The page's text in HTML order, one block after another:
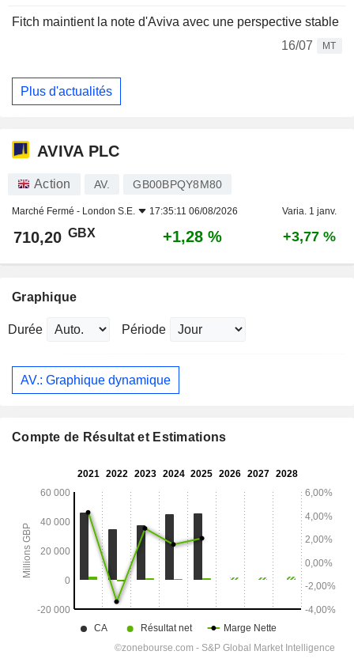
Fitch maintient la note d'Aviva avec une perspective stable
16/07
MT
Plus d'actualités
AVIVA PLC
Action AV. GB00BPQY8M80
Marché Fermé - London S.E. 17:35:11 06/08/2026 Varia. 1 janv.
710,20 GBX +1,28 % +3,77 %
Graphique
Durée Période
AV.: Graphique dynamique
Compte de Résultat et Estimations